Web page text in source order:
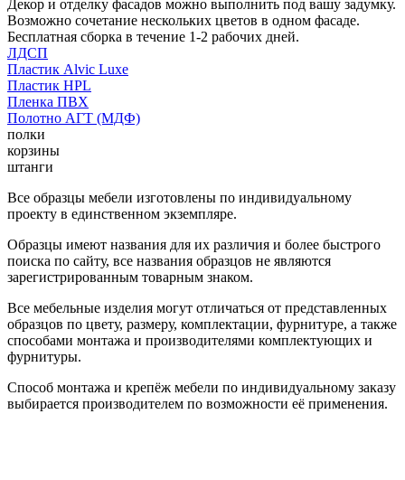
Декор и отделку фасадов можно выполнить под вашу задумку.
Возможно сочетание нескольких цветов в одном фасаде.
Бесплатная сборка в течение 1-2 рабочих дней.
ЛДСП
Пластик Alvic Luxe
Пластик HPL
Пленка ПВХ
Полотно АГТ (МДФ)
полки
корзины
штанги
Все образцы мебели изготовлены по индивидуальному
проекту в единственном экземпляре.
Образцы имеют названия для их различия и более быстрого
поиска по сайту, все названия образцов не являются
зарегистрированным товарным знаком.
Все мебельные изделия могут отличаться от представленных
образцов по цвету, размеру, комплектации, фурнитуре, а также
способами монтажа и производителями комплектующих и
фурнитуры.
Способ монтажа и крепёж мебели по индивидуальному заказу
выбирается производителем по возможности её применения.